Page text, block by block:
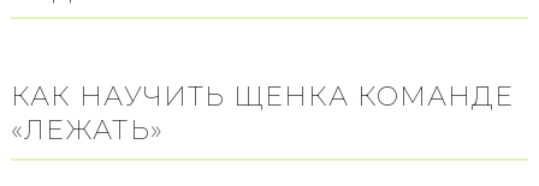
КАК НАУЧИТЬ ЩЕНКА КОМАНДЕ
«ЛЕЖАТЬ»